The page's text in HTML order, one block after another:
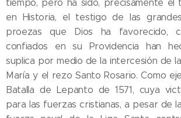
tiempo, pero ha sido, precisamente el
en Historia, el testigo de las
proezas que Dios ha favorecido,
confiados en su Providencia han
suplica por medio de la intercesión de
María y el rezo Santo Rosario. Como
Batalla de Lepanto de 1571, cuya
para las fuerzas cristianas, a pesar de